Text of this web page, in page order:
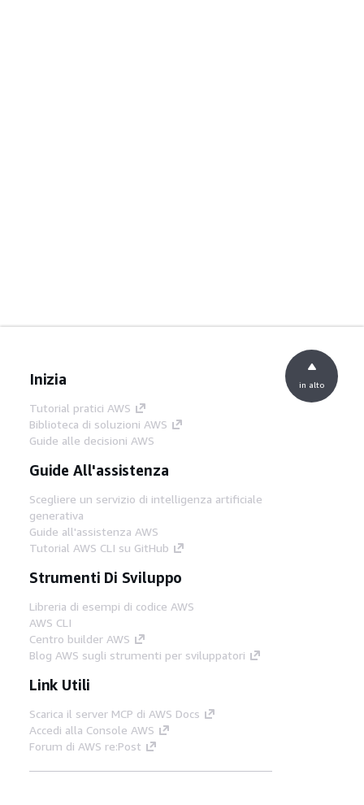
Inizia
Tutorial pratici AWS
Biblioteca di soluzioni AWS
Guide alle decisioni AWS
Guide All'assistenza
Scegliere un servizio di intelligenza artificiale
generativa
Guide all'assistenza AWS
Tutorial AWS CLI su GitHub
Strumenti Di Sviluppo
Libreria di esempi di codice AWS
AWS CLI
Centro builder AWS
Blog AWS sugli strumenti per sviluppatori
Link Utili
Scarica il server MCP di AWS Docs
Accedi alla Console AWS
Forum di AWS re:Post
in alto